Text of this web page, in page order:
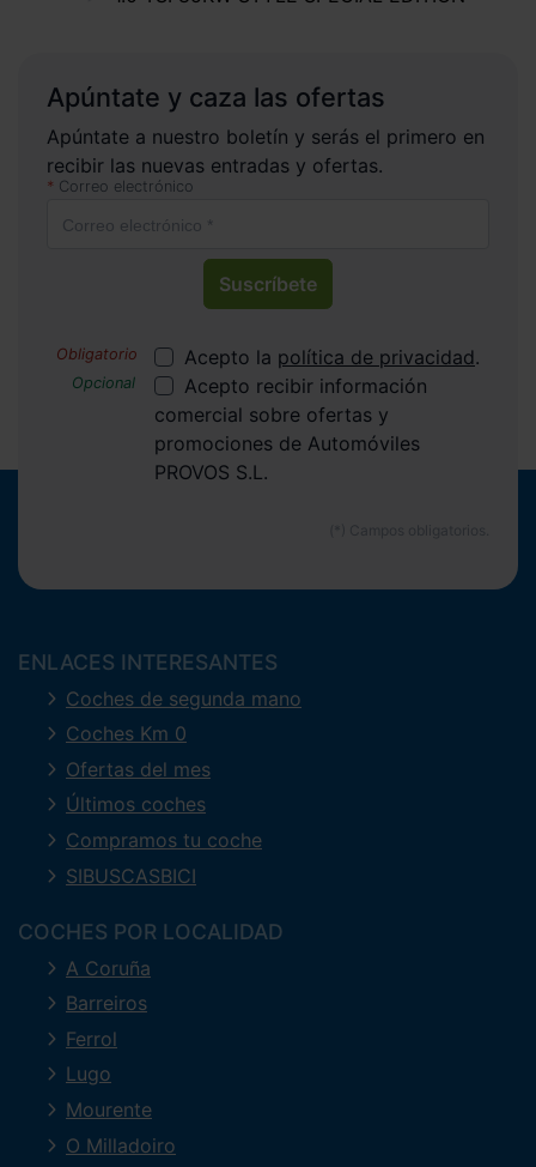
Apúntate y caza las ofertas
Apúntate a nuestro boletín y serás el primero en
recibir las nuevas entradas y ofertas.
Correo electrónico
Suscríbete
Acepto la política de privacidad.
Acepto recibir información
comercial sobre ofertas y
promociones de Automóviles
PROVOS S.L.
ENLACES INTERESANTES
Coches de segunda mano
Coches Km 0
Ofertas del mes
Últimos coches
Compramos tu coche
SIBUSCASBICI
COCHES POR LOCALIDAD
A Coruña
Barreiros
Ferrol
Lugo
Mourente
O Milladoiro